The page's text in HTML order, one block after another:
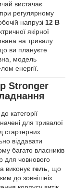
вистачає
при регулярному
напрузі 12 В
якірної
на тривалу
ви плануєте
модель
енергії.
Stronger
категорії
для тривалої
стартерних
віддавати
багато власників
для човнового
виконує гель , що
до зовнішніх